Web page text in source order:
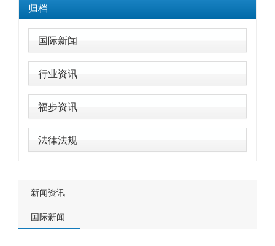
归档
国际新闻
行业资讯
福步资讯
法律法规
新闻资讯
国际新闻